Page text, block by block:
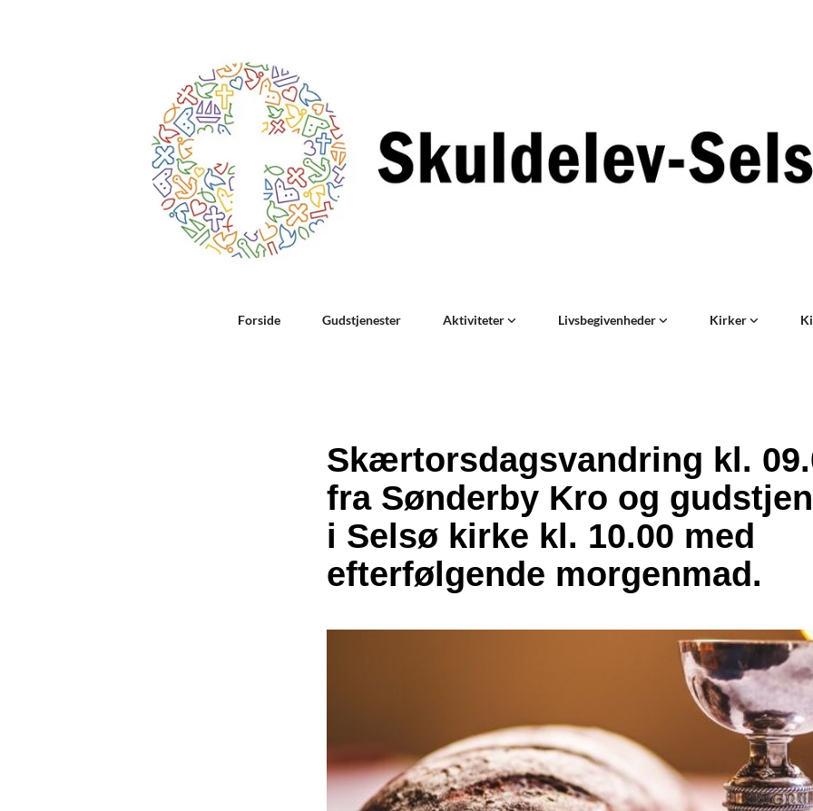
Forside Gudstjenester Aktiviteter Livsbegivenheder Kirker
Skærtorsdagsvandring kl.
fra Sønderby Kro og
i Selsø kirke kl. 10.00 med
efterfølgende morgenmad.